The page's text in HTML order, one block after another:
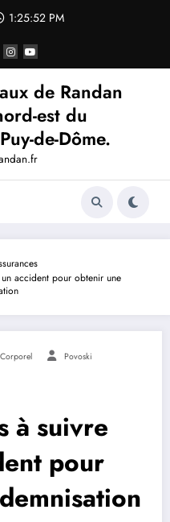
1:25:53 PM
de Randan
est du
de-Dôme.
accident pour obtenir une
Povoski
à suivre
pour